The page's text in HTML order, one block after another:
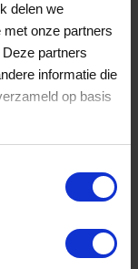
delen we
onze partners
partners
informatie die
op basis